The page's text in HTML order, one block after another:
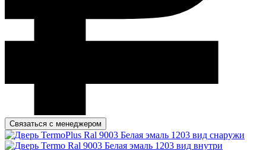
Связаться с менеджером